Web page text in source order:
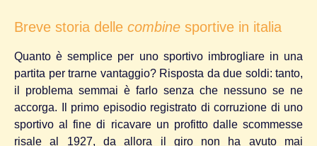
Breve storia delle combine sportive in italia
Quanto è semplice per uno sportivo imbrogliare in una
partita per trarne vantaggio? Risposta da due soldi: tanto,
il problema semmai è farlo senza che nessuno se ne
accorga. Il primo episodio registrato di corruzione di uno
sportivo al fine di ricavare un profitto dalle scommesse
risale al 1927, da allora il giro non ha avuto mai